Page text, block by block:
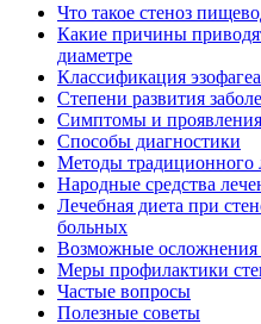
Что такое стеноз
Какие причины
диаметре
Классификация
Степени развития
Симптомы и проявления
Способы диагностики
Методы традиционного
Народные средства
Лечебная диета при
больных
Возможные осложнения
Меры профилактики
Частые вопросы
Полезные советы